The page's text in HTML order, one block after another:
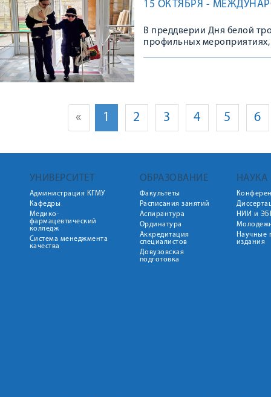
15 ОКТЯБРЯ -
В преддверии Дня белой
профильных
« 1 2 3 4 5 6
УНИВЕРСИТЕТ
Администрация КГМУ
Кафедры
Медико-
фармацевтический
колледж
Система менеджмента
качества
ОБРАЗОВАНИЕ
Факультеты
Расписания занятий
Аспирантура
Ординатура
Аккредитация
специалистов
Довузовская
подготовка
НАУКА
НИИ и
Научные
издания